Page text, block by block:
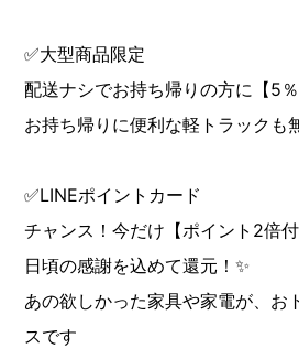
✅大型商品限定
配送ナシでお持ち帰りの方に【5
お持ち帰りに便利な軽トラックも
✅LINEポイントカード
チャンス！今だけ【ポイント2倍
日頃の感謝を込めて還元！✨
あの欲しかった家具や家電が、お
スです